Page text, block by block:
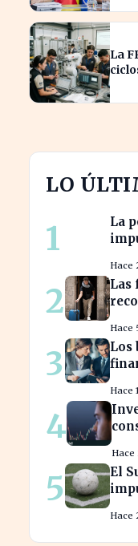
La
LO
1
La
Hace
2
Las
Hace
3
Los
Hace
4
Hace
5
El
Hace